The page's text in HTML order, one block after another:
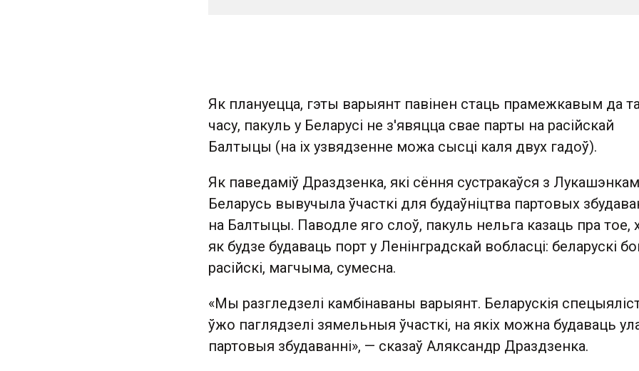
Як плануецца, гэты варыянт павінен стаць прамежкавым да
часу, пакуль у Беларусі не з'явяцца свае парты на расійскай
Балтыцы (на іх узвядзенне можа сысці каля двух гадоў).
Як паведаміў Драздзенка, які сёння сустракаўся з
Беларусь вывучыла ўчасткі для будаўніцтва партовых
на Балтыцы. Паводле яго слоў, пакуль нельга казаць пра тое,
як будзе будаваць порт у Ленінградскай вобласці: беларускі
расійскі, магчыма, сумесна.
«Мы разгледзелі камбінаваны варыянт. Беларускія
ўжо паглядзелі зямельныя ўчасткі, на якіх можна будаваць
партовыя збудаванні», — сказаў Аляксандр Драздзенка.